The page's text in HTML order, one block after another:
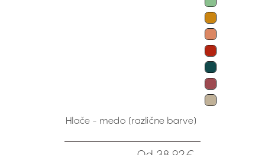
Hlače - medo (različne barve)